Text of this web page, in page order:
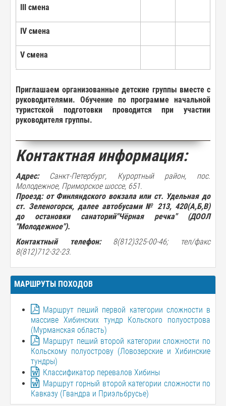
III смена
IV смена
V смена
Приглашаем организованные детские группы вместе с
руководителями. Обучение по программе начальной
туристской
подготовки проводится при
участии
руководителя группы.
Контактная информация:
Адрес: Санкт-Петербург, Курортный район, пос.
Молодежное, Приморское шоссе, 651.
Проезд: от Финляндского вокзала или ст. Удельная до
ст. Зеленогорск, далее автобусами № 213, 420(А,Б,В)
до остановки санаторий"Чёрная речка" (ДООЛ
"Молодежное").
Контактный телефон: 8(812)325-00-46; тел/факс
8(812)712-32-23.
МАРШРУТЫ ПОХОДОВ
Маршрут пеший первой категории сложности в
массиве Хибинских тундр Кольского полуострова
(Мурманская область)
Маршрут пеший второй категории сложности по
Кольскому полуострову (Ловозерские и Хибинские
тундры)
Классификатор перевалов Хибины
Маршрут горный второй категории сложности по
Кавказу (Гвандра и Приэльбрусье)